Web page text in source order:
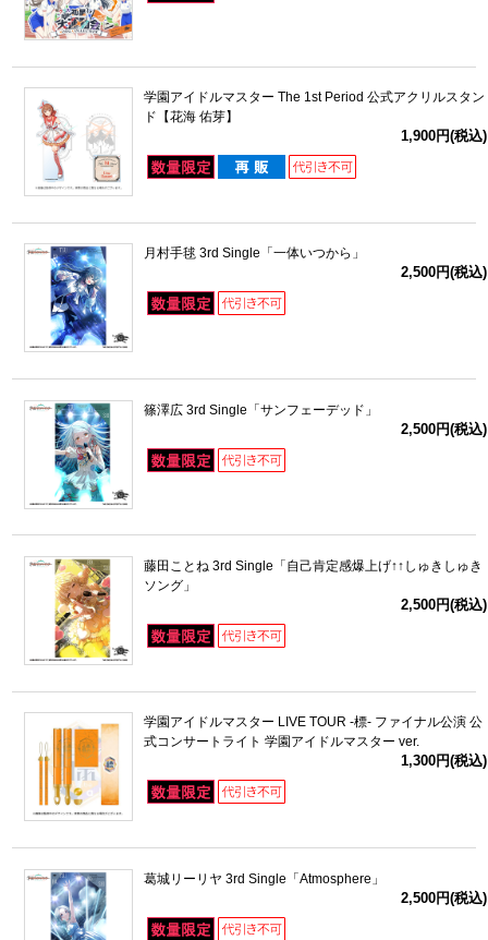
学園アイドルマスター The 1st Period 公式アクリルスタン
ド【花海 佑芽】
1,900円(税込)
月村手毬 3rd Single「一体いつから」
2,500円(税込)
篠澤広 3rd Single「サンフェーデッド」
2,500円(税込)
藤田ことね 3rd Single「自己肯定感爆上げ↑↑しゅきしゅき
ソング」
2,500円(税込)
学園アイドルマスター LIVE TOUR -標- ファイナル公演 公
式コンサートライト 学園アイドルマスター ver.
1,300円(税込)
葛城リーリヤ 3rd Single「Atmosphere」
2,500円(税込)